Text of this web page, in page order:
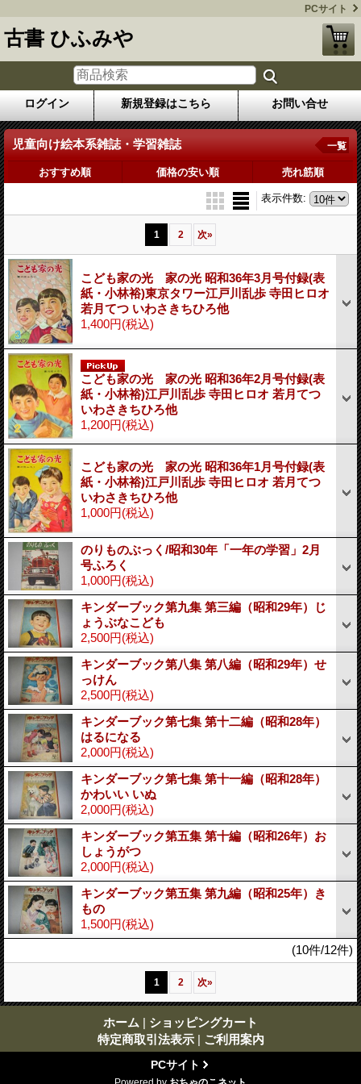
PCサイト
古書 ひふみや
ログイン 新規登録はこちら お問い合せ
児童向け絵本系雑誌・学習雑誌 一覧
おすすめ順 価格の安い順 売れ筋順
表示件数:
1 2 次»
こども家の光 家の光 昭和36年3月号付録(表
紙・小林裕)東京タワー江戸川乱歩 寺田ヒロオ
若月てつ いわさきちひろ他
1,400円(税込)
こども家の光 家の光 昭和36年2月号付録(表
紙・小林裕)江戸川乱歩 寺田ヒロオ 若月てつ
いわさきちひろ他
1,200円(税込)
こども家の光 家の光 昭和36年1月号付録(表
紙・小林裕)江戸川乱歩 寺田ヒロオ 若月てつ
いわさきちひろ他
1,000円(税込)
のりものぶっく/昭和30年「一年の学習」2月
号ふろく
1,000円(税込)
キンダーブック第九集 第三編（昭和29年）じ
ょうぶなこども
2,500円(税込)
キンダーブック第八集 第八編（昭和29年）せ
っけん
2,500円(税込)
キンダーブック第七集 第十二編（昭和28年）
はるになる
2,000円(税込)
キンダーブック第七集 第十一編（昭和28年）
かわいい いぬ
2,000円(税込)
キンダーブック第五集 第十編（昭和26年）お
しょうがつ
2,000円(税込)
キンダーブック第五集 第九編（昭和25年）き
もの
1,500円(税込)
(10件/12件)
1 2 次»
ホーム | ショッピングカート
特定商取引法表示 | ご利用案内
PCサイト